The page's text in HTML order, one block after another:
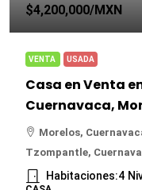
$4,200,000/MXN
VENTA USADA
Casa en Venta
Cuernavaca,
Morelos,
Tzompantle,
Habitaciones:4